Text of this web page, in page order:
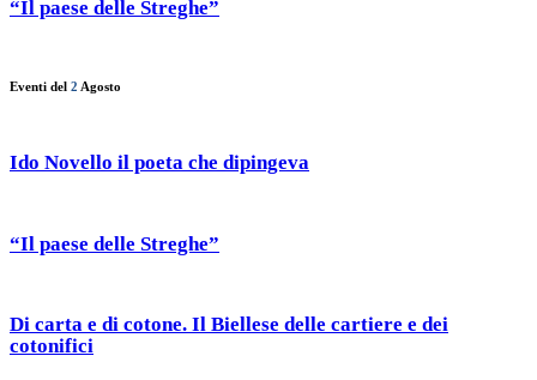
“Il paese delle Streghe”
Eventi del 2 Agosto
Ido Novello il poeta che dipingeva
“Il paese delle Streghe”
Di carta e di cotone. Il Biellese delle cartiere e dei
cotonifici